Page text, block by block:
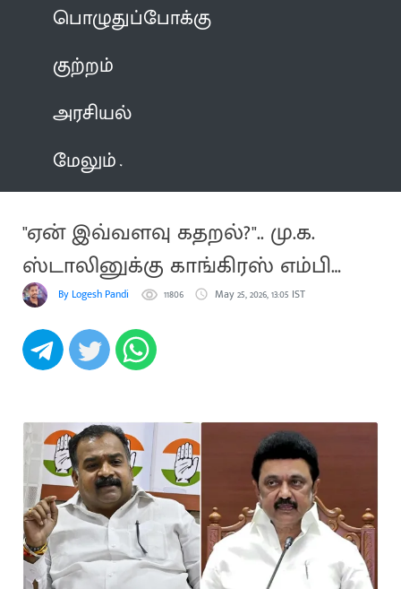
பொழுதுப்போக்கு
குற்றம்
அரசியல்
மேலும்
"ஏன் இவ்வளவு கதறல்?".. மு.க.
ஸ்டாலினுக்கு காங்கிரஸ் எம்பி
பதில்By Logesh Pandi 11806 May 25, 2026, 13:05 IST